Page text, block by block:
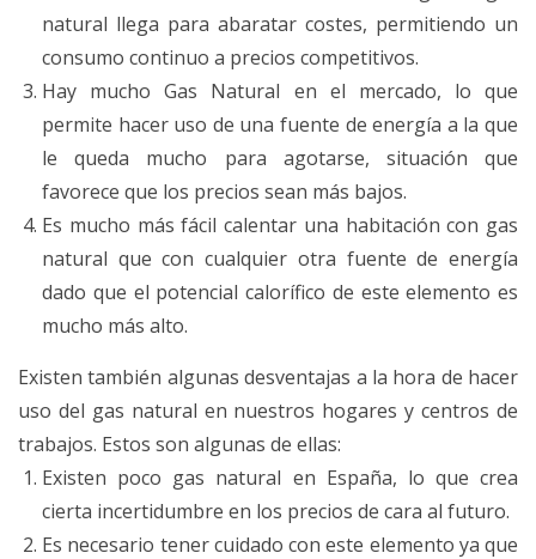
natural llega para abaratar costes, permitiendo un
consumo continuo a precios competitivos.
Hay mucho Gas Natural en el mercado, lo que
permite hacer uso de una fuente de energía a la que
le queda mucho para agotarse, situación que
favorece que los precios sean más bajos.
Es mucho más fácil calentar una habitación con gas
natural que con cualquier otra fuente de energía
dado que el potencial calorífico de este elemento es
mucho más alto.
Existen también algunas desventajas a la hora de hacer
uso del gas natural en nuestros hogares y centros de
trabajos. Estos son algunas de ellas:
Existen poco gas natural en España, lo que crea
cierta incertidumbre en los precios de cara al futuro.
Es necesario tener cuidado con este elemento ya que